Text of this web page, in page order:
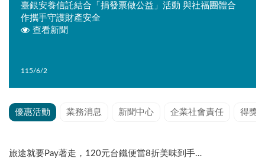
臺銀安養信託結合「捐發票做公益」活動 與社福團體合
作攜手守護財產安全
115/6/2
查看新聞
優惠活動 業務消息 新聞中心 企業社會責任 得獎
旅途就要Pay著走，120元台鐵便當8折美味到手！ 115.5.18~115.8.17（如有異動以臺銀官網公告為準）